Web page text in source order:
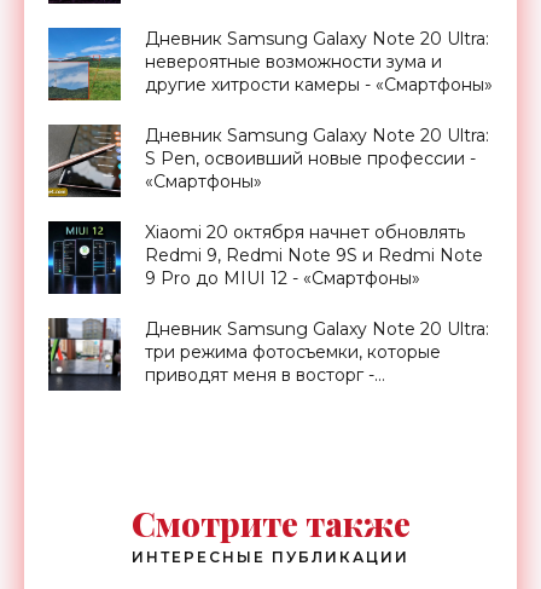
борту - «Смартфоны»
Дневник Samsung Galaxy Note 20 Ultra:
невероятные возможности зума и
другие хитрости камеры - «Смартфоны»
Дневник Samsung Galaxy Note 20 Ultra:
S Pen, освоивший новые профессии -
«Смартфоны»
Xiaomi 20 октября начнет обновлять
Redmi 9, Redmi Note 9S и Redmi Note
9 Pro до MIUI 12 - «Смартфоны»
Дневник Samsung Galaxy Note 20 Ultra:
три режима фотосъемки, которые
приводят меня в восторг -
Смотрите также
ИНТЕРЕСНЫЕ ПУБЛИКАЦИИ